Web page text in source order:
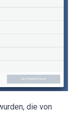
die von